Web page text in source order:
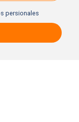
persionales